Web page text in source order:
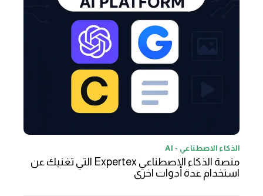
الذكاء الاصطناعي - AI
منصة الذكاء الاصطناعي Expertex التي تغنيك عن
استخدام عدة أدوات اخرى